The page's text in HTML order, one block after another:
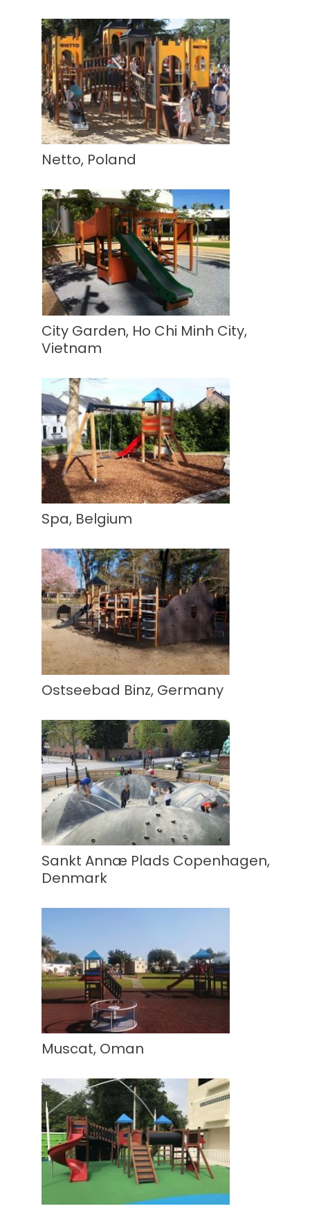
Netto, Poland
City Garden, Ho Chi Minh City,
Vietnam
Spa, Belgium
Ostseebad Binz, Germany
Sankt Annæ Plads Copenhagen,
Denmark
Muscat, Oman